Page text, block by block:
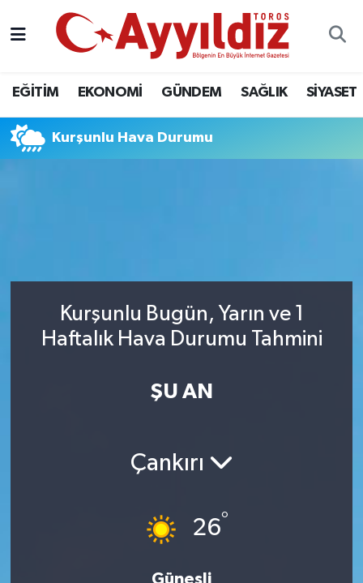
EĞİTİM EKONOMİ GÜNDEM SAĞLIK SİYASET
Kurşunlu Hava Durumu
Kurşunlu Bugün, Yarın ve 1
Haftalık Hava Durumu Tahmini
ŞU AN
Çankırı
26°
Güneşli